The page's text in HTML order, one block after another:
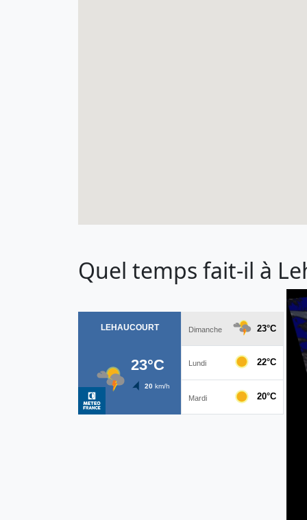
Quel temps fait-il à